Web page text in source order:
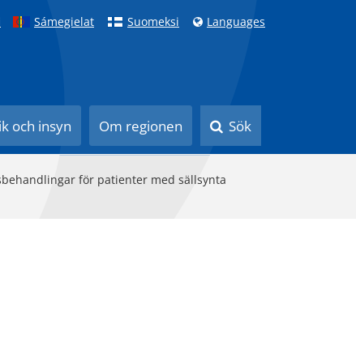
Sámegielat Suomeksi Languages
och insyn Om regionen Sök
för patienter med sällsynta